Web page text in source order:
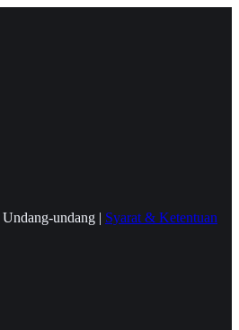
undang | Syarat & Ketentuan